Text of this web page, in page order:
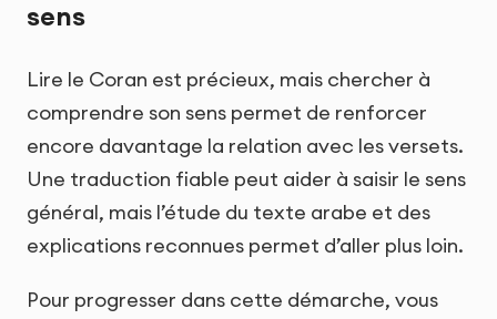
sens
Lire le Coran est précieux, mais chercher à
comprendre son sens permet de renforcer
encore davantage la relation avec les versets.
Une traduction fiable peut aider à saisir le sens
général, mais l’étude du texte arabe et des
explications reconnues permet d’aller plus loin.
Pour progresser dans cette démarche, vous